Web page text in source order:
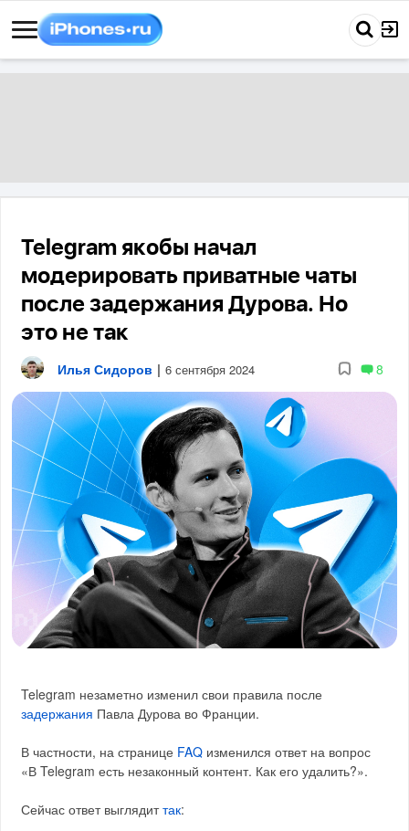
Telegram якобы начал
модерировать приватные чаты
после задержания Дурова. Но
это не так
Илья Сидоров | 6 сентября 2024 8
Telegram незаметно изменил свои правила после
задержания Павла Дурова во Франции.
В частности, на странице FAQ изменился ответ на вопрос
«В Telegram есть незаконный контент. Как его удалить?».
Сейчас ответ выглядиттак: